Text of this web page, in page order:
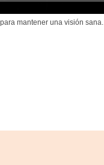
mantener una visión sana.